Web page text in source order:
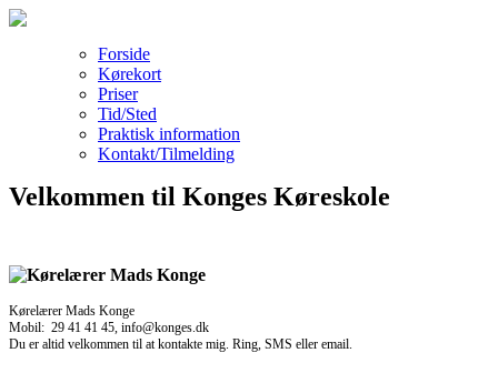
Forside
Kørekort
Priser
Tid/Sted
Praktisk information
Kontakt/Tilmelding
Velkommen til Konges Køreskole
Kørelærer Mads Konge
Mobil: 29 41 41 45, info@konges.dk
Du er altid velkommen til at kontakte mig. Ring, SMS eller email.